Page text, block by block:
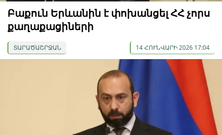
Բաքուն Երևանին է փոխանցել ՀՀ չորս
քաղաքացիների
ՏԱՐԱԾԱՇՐՋԱՆ 14 ՀՈՒՆՎԱՐԻ 2026 17:04